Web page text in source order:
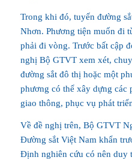
Trong khi đó, tuyến đường
Nhơn. Phương tiện muốn đi
phải đi vòng. Trước bất cập
nghị Bộ GTVT xem xét,
đường sắt đô thị hoặc một
phương có thể xây dựng các
giao thông, phục vụ phát
Về đề nghị trên, Bộ GTVT
Đường sắt Việt Nam khẩn
Định nghiên cứu có nên duy